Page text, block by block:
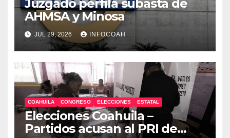
Juzgado perfila subasta de
AHMSA y Minosa
JUL 29, 2026 INFOCOAH
COAHUILA CONGRESO ELECCIONES ESTATAL
Elecciones Coahuila –
Partidos acusan al PRI de